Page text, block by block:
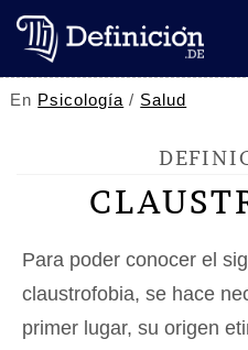
En Psicología / Salud
Para poder conocer el
claustrofobia, se hace
primer lugar, su origen